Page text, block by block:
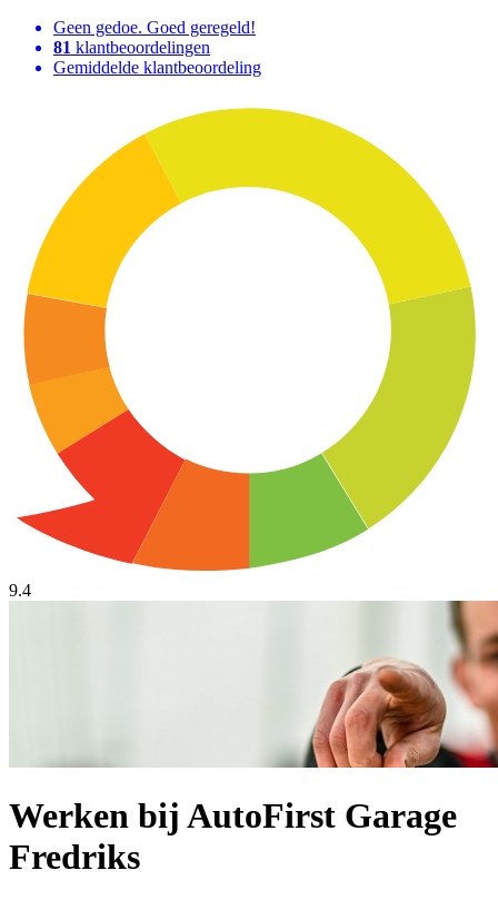
Geen gedoe. Goed geregeld!
81 klantbeoordelingen
Gemiddelde klantbeoordeling
9.4
Werken bij AutoFirst Garage
Fredriks